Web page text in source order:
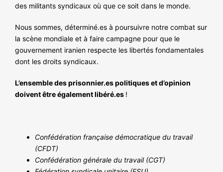
des militants syndicaux où que ce soit dans le monde.
Nous sommes, déterminé.es à poursuivre notre combat sur
la scène mondiale et à faire campagne pour que le
gouvernement iranien respecte les libertés fondamentales
dont les droits syndicaux.
L’ensemble des prisonnier.es politiques et d’opinion
doivent être également libéré.es !
Confédération française démocratique du travail
(CFDT)
Confédération générale du travail (CGT)